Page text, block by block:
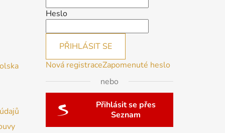
Heslo
PŘIHLÁSIT SE
Nová registraceZapomenuté heslo
nebo
Přihlásit se přes
Seznam